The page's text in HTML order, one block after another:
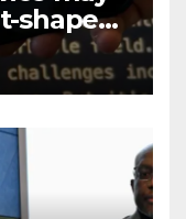
shaped